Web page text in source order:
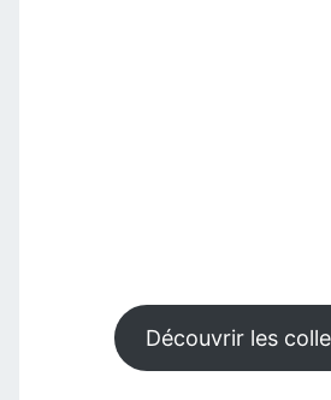
Découvrir les